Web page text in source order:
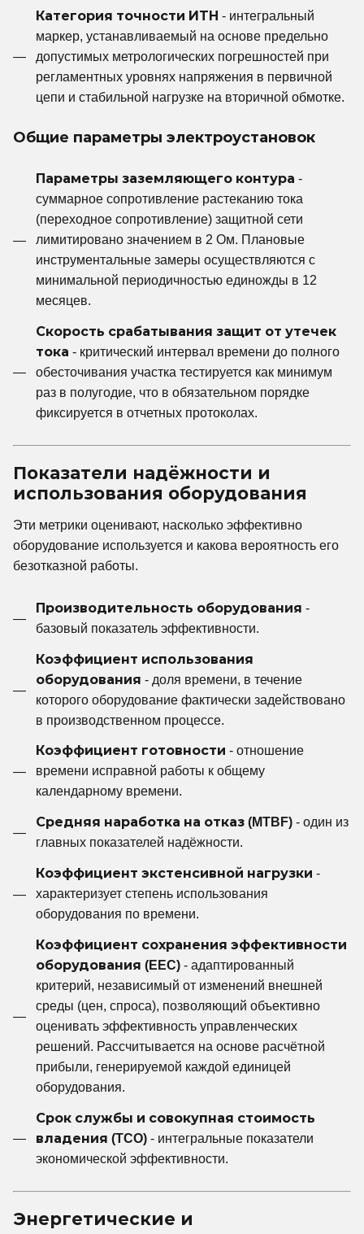
Категория точности ИТН - интегральный
маркер, устанавливаемый на основе предельно
допустимых метрологических погрешностей при
регламентных уровнях напряжения в первичной
цепи и стабильной нагрузке на вторичной обмотке.
Общие параметры электроустановок
Параметры заземляющего контура -
суммарное сопротивление растеканию тока
(переходное сопротивление) защитной сети
лимитировано значением в 2 Ом. Плановые
инструментальные замеры осуществляются с
минимальной периодичностью единожды в 12
месяцев.
Скорость срабатывания защит от утечек
тока - критический интервал времени до полного
обесточивания участка тестируется как минимум
раз в полугодие, что в обязательном порядке
фиксируется в отчетных протоколах.
Показатели надёжности и
использования оборудования
Эти метрики оценивают, насколько эффективно
оборудование используется и какова вероятность его
безотказной работы.
Производительность оборудования -
базовый показатель эффективности.
Коэффициент использования
оборудования - доля времени, в течение
которого оборудование фактически задействовано
в производственном процессе.
Коэффициент готовности - отношение
времени исправной работы к общему
календарному времени.
Средняя наработка на отказ (MTBF) - один из
главных показателей надёжности.
Коэффициент экстенсивной нагрузки -
характеризует степень использования
оборудования по времени.
Коэффициент сохранения эффективности
оборудования (EEC) - адаптированный
критерий, независимый от изменений внешней
среды (цен, спроса), позволяющий объективно
оценивать эффективность управленческих
решений. Рассчитывается на основе расчётной
прибыли, генерируемой каждой единицей
оборудования.
Срок службы и совокупная стоимость
владения (TCO) - интегральные показатели
экономической эффективности.
Энергетические и